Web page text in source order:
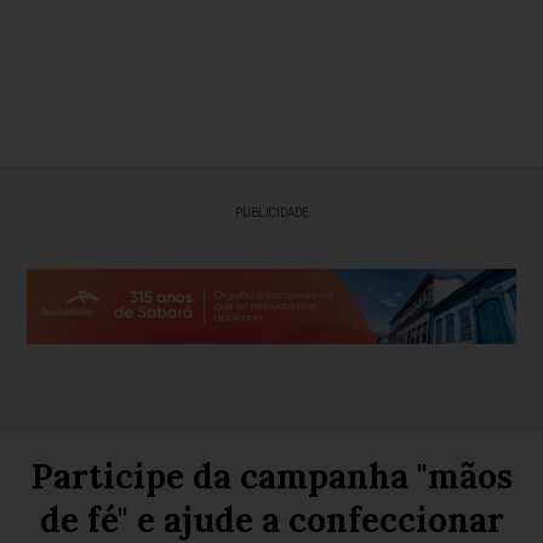
PUBLICIDADE
Participe da campanha "mãos
de fé" e ajude a confeccionar